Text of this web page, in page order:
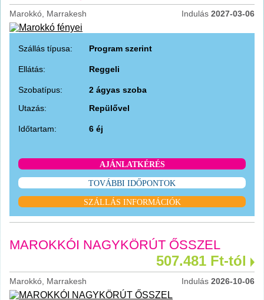
Marokkó, Marrakesh Indulás 2027-03-06
Szállás típusa: Program szerint
Ellátás: Reggeli
Szobatípus:
2 ágyas szoba
Utazás:
Repülővel
Időtartam: 6 éj
AJÁNLATKÉRÉS
TOVÁBBI IDŐPONTOK
SZÁLLÁS INFORMÁCIÓK
MAROKKÓI NAGYKÖRÚT ŐSSZEL
507.481 Ft-tól
Marokkó, Marrakesh Indulás 2026-10-06